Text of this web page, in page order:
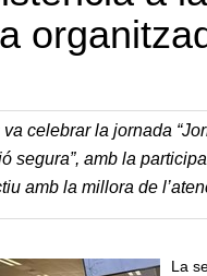
celebrar la jornada
segura”, amb la
amb la millora de
La